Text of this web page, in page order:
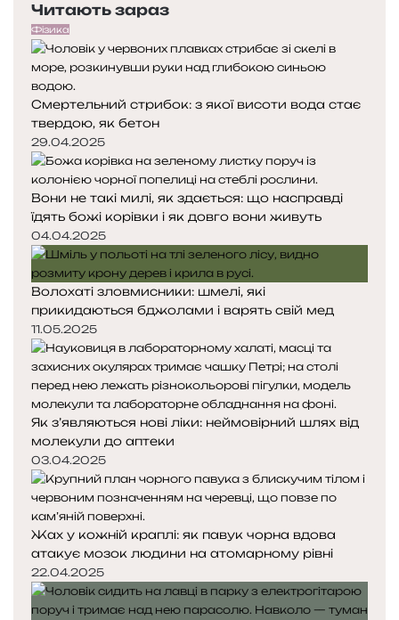
о
З
е
м
л
ю
р
е
д
н
я
с
т
о
р
і
н
к
а
т
у
п
н
а
с
т
о
р
і
н
к
а
Читають зараз
Фізика
Смертельний стрибок: з якої висоти вода стає
твердою, як бетон
29.04.2025
Вони не такі милі, як здається: що насправді
їдять божі корівки і як довго вони живуть
04.04.2025
Волохаті зловмисники: шмелі, які
прикидаються бджолами і варять свій мед
11.05.2025
Як з’являються нові ліки: неймовірний шлях від
молекули до аптеки
03.04.2025
Жах у кожній краплі: як павук чорна вдова
атакує мозок людини на атомарному рівні
22.04.2025